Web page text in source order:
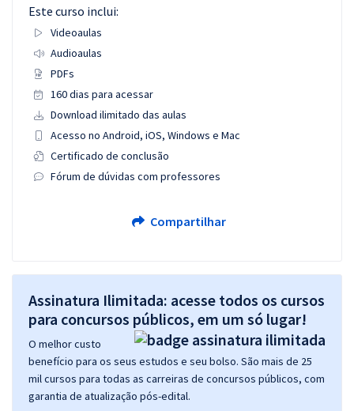
Este curso inclui:
Videoaulas
Audioaulas
PDFs
160 dias para acessar
Download ilimitado das aulas
Acesso no Android, iOS, Windows e Mac
Certificado de conclusão
Fórum de dúvidas com professores
Compartilhar
Assinatura Ilimitada: acesse todos os cursos
para concursos públicos, em um só lugar!
O melhor custo
benefício para os seus estudos e seu bolso. São mais de 25
mil cursos para todas as carreiras de concursos públicos, com
garantia de atualização pós-edital.